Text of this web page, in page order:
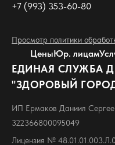
+7 (993) 353-60-80
Просмотр политики
ЦеныЮр. лицам
ЕДИНАЯ СЛУЖБА
"ЗДОРОВЫЙ
ИП Ермаков Даниил
322366800095049
Лицензия №